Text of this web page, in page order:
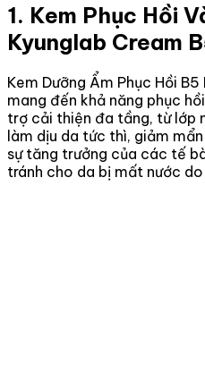
1. Kem Phục Hồi
Kyunglab Cream
Kem Dưỡng Ẩm Phục Hồi
mang đến khả năng phục
trợ cải thiện đa tầng, từ lớp
làm dịu da tức thì, giảm
sự tăng trưởng của các tế
tránh cho da bị mất nước